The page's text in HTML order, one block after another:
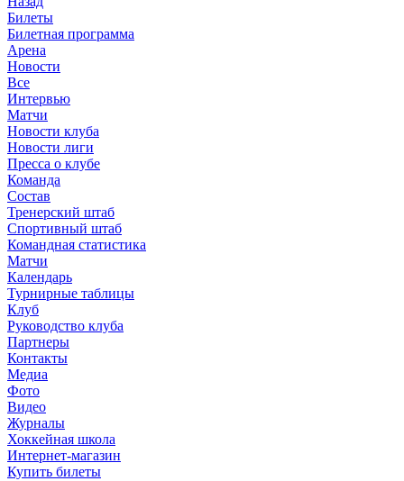
Билеты
Билетная программа
Арена
Новости
Все
Интервью
Матчи
Новости клуба
Новости лиги
Пресса о клубе
Команда
Состав
Тренерский штаб
Спортивный штаб
Командная статистика
Матчи
Календарь
Турнирные таблицы
Клуб
Руководство клуба
Партнеры
Контакты
Медиа
Фото
Видео
Журналы
Хоккейная школа
Интернет-магазин
Купить билеты